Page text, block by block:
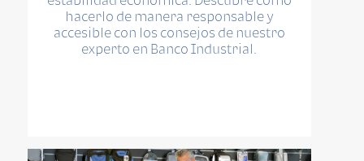
hacerlo de manera responsable y
accesible con los consejos de nuestro
experto en Banco Industrial.